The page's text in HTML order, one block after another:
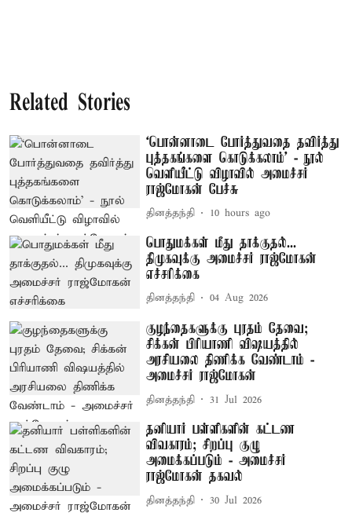
Related Stories
‘பொன்னாடை போர்த்துவதை தவிர்த்து
புத்தகங்களை கொடுக்கலாம்’ - நூல்
வெளியீட்டு விழாவில் அமைச்சர்
ராஜ்மோகன் பேச்சு
தினத்தந்தி 10 hours ago
பொதுமக்கள் மீது தாக்குதல்...
திமுகவுக்கு அமைச்சர் ராஜ்மோகன்
எச்சரிக்கை
தினத்தந்தி 04 Aug 2026
குழந்தைகளுக்கு புரதம் தேவை;
சிக்கன் பிரியாணி விஷயத்தில்
அரசியலை திணிக்க வேண்டாம் -
அமைச்சர் ராஜ்மோகன்
தினத்தந்தி 31 Jul 2026
தனியார் பள்ளிகளின் கட்டண
விவகாரம்; சிறப்பு குழு
அமைக்கப்படும் - அமைச்சர்
ராஜ்மோகன் தகவல்
தினத்தந்தி 30 Jul 2026